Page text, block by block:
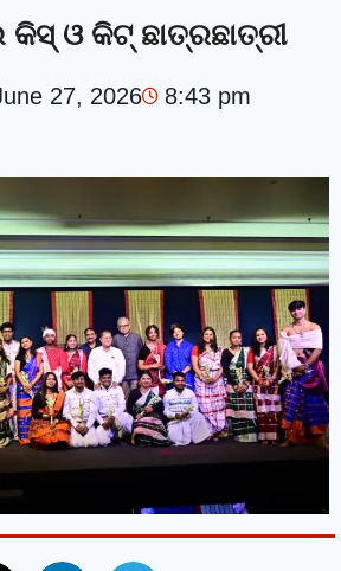
ଓ କିଟ୍ ଛାତ୍ରଛାତ୍ରୀ
27, 2026
8:43 pm